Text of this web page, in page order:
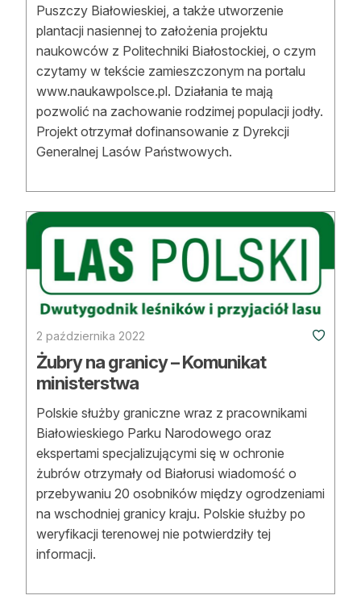
Puszczy Białowieskiej, a także utworzenie
plantacji nasiennej to założenia projektu
naukowców z Politechniki Białostockiej, o czym
czytamy w tekście zamieszczonym na portalu
www.naukawpolsce.pl. Działania te mają
pozwolić na zachowanie rodzimej populacji jodły.
Projekt otrzymał dofinansowanie z Dyrekcji
Generalnej Lasów Państwowych.
2 października 2022
Żubry na granicy – Komunikat
ministerstwa
Polskie służby graniczne wraz z pracownikami
Białowieskiego Parku Narodowego oraz
ekspertami specjalizującymi się w ochronie
żubrów otrzymały od Białorusi wiadomość o
przebywaniu 20 osobników między ogrodzeniami
na wschodniej granicy kraju. Polskie służby po
weryfikacji terenowej nie potwierdziły tej
informacji.